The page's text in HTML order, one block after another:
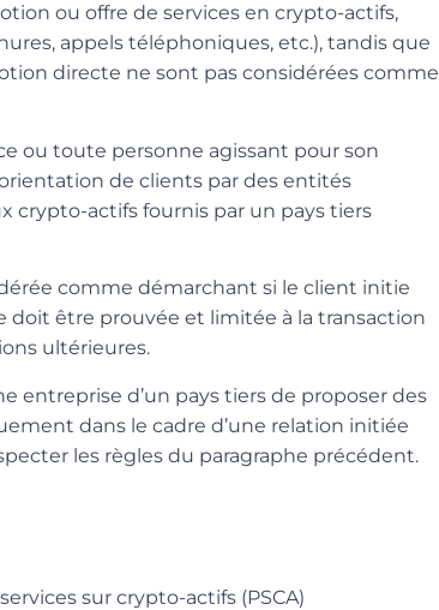
ou offre de services en crypto-actifs,
appels téléphoniques, etc.), tandis que
directe ne sont pas considérées comme
ou toute personne agissant pour son
de clients par des entités
crypto-actifs fournis par un pays tiers
comme démarchant si le client initie
doit être prouvée et limitée à la transaction
ultérieures.
entreprise d’un pays tiers de proposer des
dans le cadre d’une relation initiée
les règles du paragraphe précédent.
sur crypto-actifs (PSCA)